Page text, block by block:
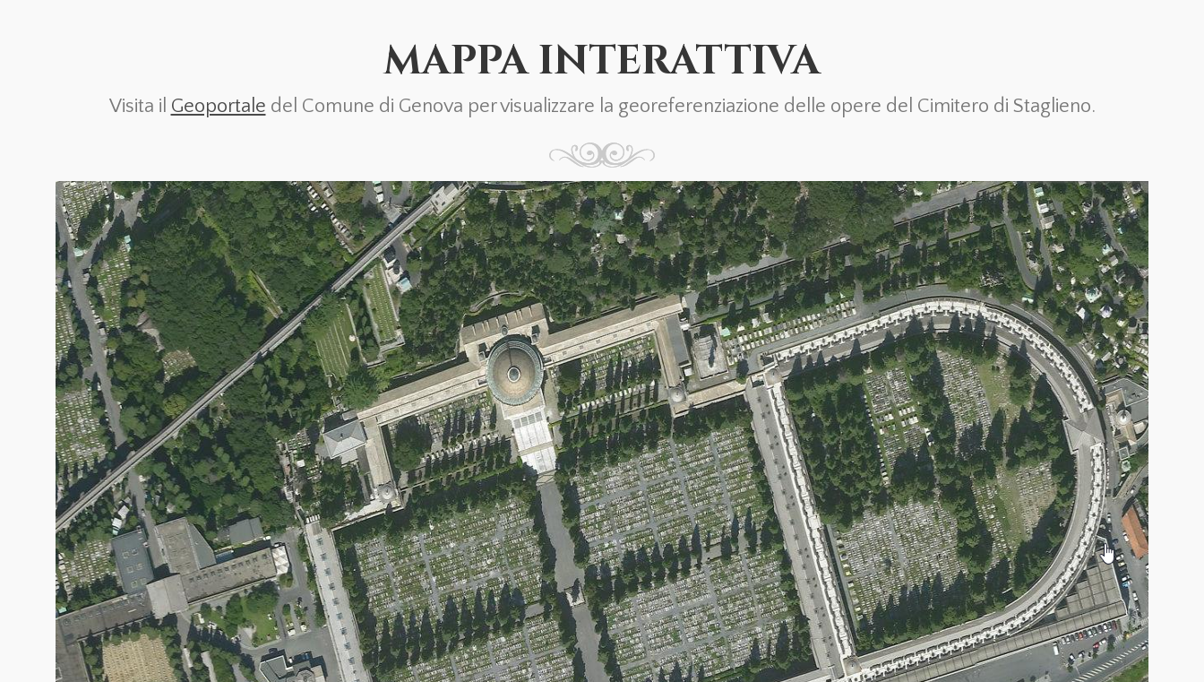
MAPPA INTERATTIVA
Visita il Geoportale del Comune di Genova per visualizzare la georeferenziazione delle opere del Cimitero di Staglieno.